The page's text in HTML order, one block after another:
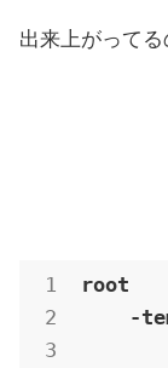
出来上がってる
root
-